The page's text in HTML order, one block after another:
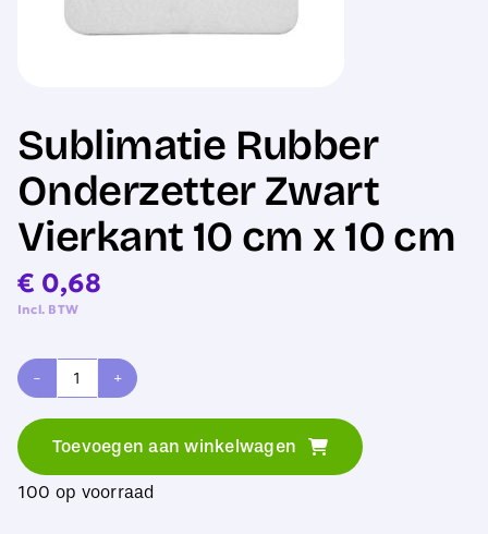
Sublimatie Rubber
Onderzetter Zwart
Vierkant 10 cm x 10 cm
€ 0,68
Incl. BTW
Sublimatie
Onderzetter
Zwart
Toevoegen aan winkelwagen
100 op voorraad